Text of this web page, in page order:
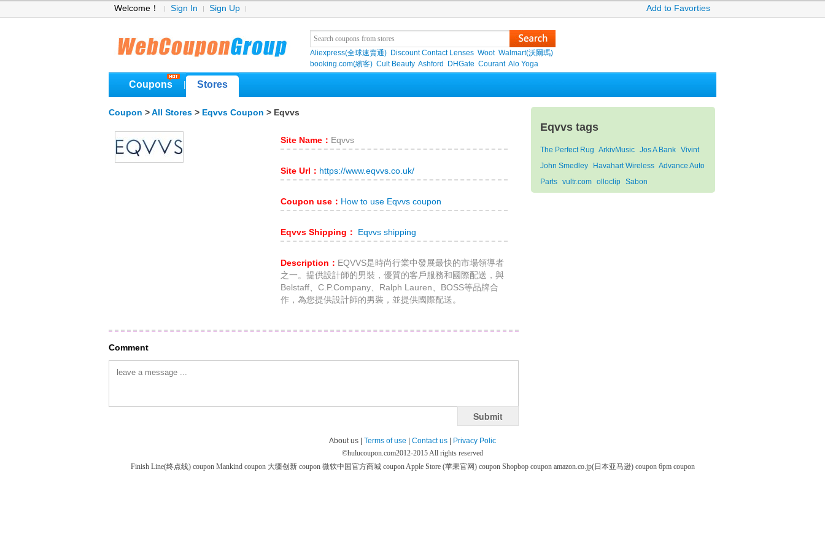
Welcome！ Sign In Sign Up Add to Favorties
Aliexpress(全球速賣通) Discount Contact Lenses Woot Walmart(沃爾瑪)
booking.com(繽客) Cult Beauty Ashford DHGate Courant Alo Yoga
Coupons Stores
Coupon > All Stores > Eqvvs Coupon > Eqvvs
Site Name： Eqvvs
Site Url： https://www.eqvvs.co.uk/
Coupon use： How to use Eqvvs coupon
Eqvvs Shipping： Eqvvs shipping
Description： EQVVS是時尚行業中發展最快的市場領導者
之一。提供設計師的男裝，優質的客戶服務和國際配送，與
Belstaff、C.P.Company、Ralph Lauren、BOSS等品牌合
作，為您提供設計師的男裝，並提供國際配送。
Comment
Submit
Eqvvs tags
The Perfect Rug ArkivMusic Jos A Bank Vivint
John Smedley
Havahart Wireless Advance Auto
Parts vultr.com olloclip Sabon
About us | Terms of use Contact us
Privacy Polic
©hulucoupon.com2012-2015 All rights reserved
Finish Line(终点线) coupon Mankind coupon 大疆创新 coupon 微软中国官方商城 couponApple Store (苹果官网) coupon Shopbop coupon amazon.co.jp(日本亚马逊) coupon 6pm coupon